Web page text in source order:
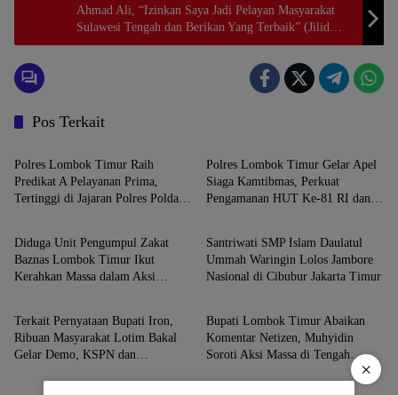
Ahmad Ali, “Izinkan Saya Jadi Pelayan Masyarakat
Sulawesi Tengah dan Berikan Yang Terbaik” (Jilid
152)
Pos Terkait
Berita
Polres Lombok Timur Raih
Predikat A Pelayanan Prima,
Tertinggi di Jajaran Polres Polda
Polres Lombok Timur Gelar Apel
Siaga Kamtibmas, Perkuat
Pengamanan HUT Ke-81 RI dan
Berita
Diduga Unit Pengumpul Zakat
Baznas Lombok Timur Ikut
Kerahkan Massa dalam Aksi
Berita
Santriwati SMP Islam Daulatul
Ummah Waringin Lolos Jambore
Nasional di Cibubur Jakarta Timur
Berita
Terkait Pernyataan Bupati Iron,
Ribuan Masyarakat Lotim Bakal
Gelar Demo, KSPN dan
Berita
Bupati Lombok Timur Abaikan
Komentar Netizen, Muhyidin
Soroti Aksi Massa di Tengah
×